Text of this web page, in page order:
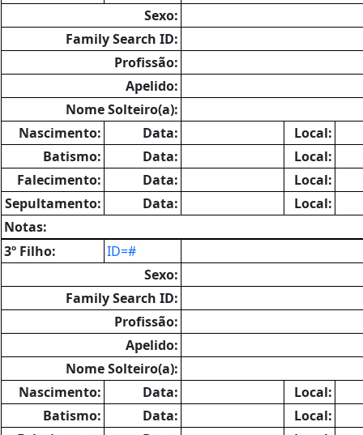
Sexo:
Family Search ID:
Profissão:
Apelido:
Nome Solteiro(a):
Nascimento:
Data:
Local:
Batismo:
Data:
Local:
Falecimento:
Data:
Local:
Sepultamento:
Data:
Local:
Notas:
3º Filho:
ID=#
Sexo:
Family Search ID:
Profissão:
Apelido:
Nome Solteiro(a):
Nascimento:
Data:
Local:
Batismo:
Data:
Local: